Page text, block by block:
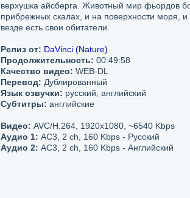
верхушка айсберга. Животный мир фьордов
прибрежных скалах, и на поверхности моря, и
везде есть свои обитатели.
Релиз от: DaVinci (Nature)
Продолжительность: 00:49:58
Качество видео: WEB-DL
Перевод: Дублированный
Язык озвучки: русский, английский
Субтитры: английские
Видео: AVC/H.264, 1920x1080, ~6540 Kbps
Аудио 1: АС3, 2 ch, 160 Kbps - Русский
Аудио 2: АС3, 2 ch, 160 Kbps - Английский